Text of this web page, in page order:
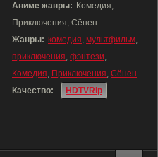
Аниме жанры: Комедия,
Приключения, Сёнен
Жанры: комедия, мультфильм,
приключения, фэнтези,
Комедия, Приключения, Сёнен
Качество:
HDTVRip